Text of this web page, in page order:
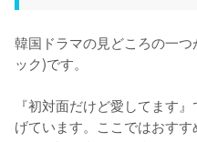
韓国ドラマの見どころの一
ック)です。
『初対面だけど愛してます
げています。ここではおすす